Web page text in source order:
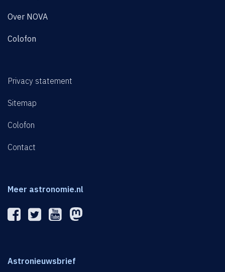
Over NOVA
Colofon
Privacy statement
Sitemap
Colofon
Contact
Meer astronomie.nl
Astronieuwsbrief